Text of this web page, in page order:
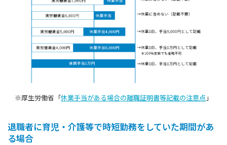
※厚生労働省「休業手当がある場合の離職証明書等記載の注意点 」
退職者に育児・介護等で時短勤務をしていた期間があ
る場合